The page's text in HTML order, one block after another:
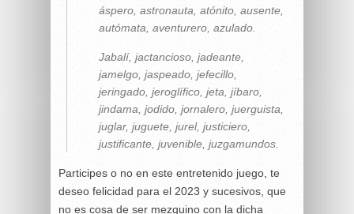
áspero, astronauta, atónito, ausente,
autómata, aventurero, azulado.
Jabalí, jactancioso, jadeante,
jamelgo, jaspeado, jefecillo,
jeringado, jeroglífico, jeta, jíbaro,
jindama, jodido, jornalero, juerguista,
juglar, juguete, jurel, justiciero,
justificante, juvenible, juzgamundos.
Participes o no en este entretenido juego, te
deseo felicidad para el 2023 y sucesivos, que
no es cosa de ser mezquino con la dicha